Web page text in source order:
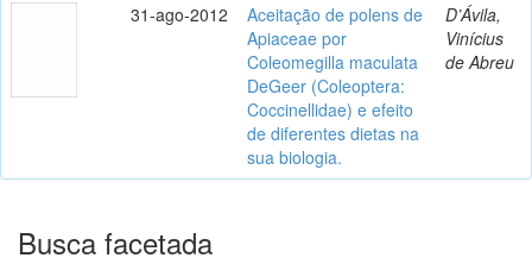
31-ago-2012
Aceitação de polens de
Apiaceae por
Coleomegilla maculata
DeGeer (Coleoptera:
Coccinellidae) e efeito
de diferentes dietas na
sua biologia.
D’Ávila,
Vinícius
de Abreu
Busca facetada